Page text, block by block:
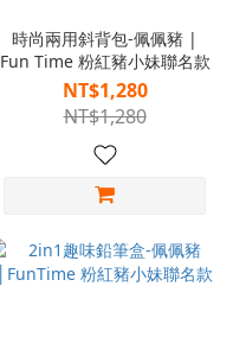
時尚兩用斜背包-佩佩豬 |
Fun Time 粉紅豬小妹聯名款
NT$1,280
NT$1,280